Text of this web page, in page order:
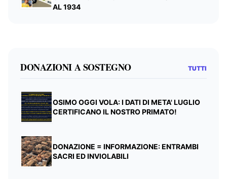
AL 1934
DONAZIONI A SOSTEGNO TUTTI
OSIMO OGGI VOLA: I DATI DI META' LUGLIO
CERTIFICANO IL NOSTRO PRIMATO!
DONAZIONE = INFORMAZIONE: ENTRAMBI
SACRI ED INVIOLABILI